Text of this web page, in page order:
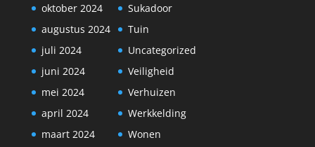
oktober 2024
augustus 2024
juli 2024
juni 2024
mei 2024
april 2024
maart 2024
Sukadoor
Tuin
Uncategorized
Veiligheid
Verhuizen
Werkkelding
Wonen